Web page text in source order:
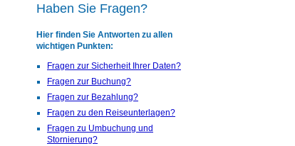
Haben Sie Fragen?
Hier finden Sie Antworten zu allen
wichtigen Punkten:
Fragen zur Sicherheit Ihrer Daten?
Fragen zur Buchung?
Fragen zur Bezahlung?
Fragen zu den Reiseunterlagen?
Fragen zu Umbuchung und
Stornierung?